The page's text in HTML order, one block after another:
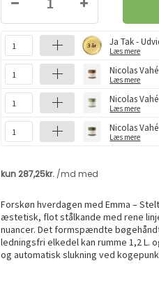
Ja Tak -
Læs mere
Nicolas
Læs mere
Nicolas
Læs mere
Nicolas
Læs mere
Forskøn hverdagen med Emma –
æstetisk, flot stålkande med rene
nuancer. Det formspændte
ledningsfri elkedel kan rumme 1,2
og automatisk slukning ved